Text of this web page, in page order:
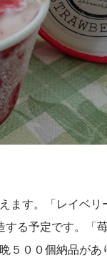
ます。「レイベ
る予定です。「
５００個納品が